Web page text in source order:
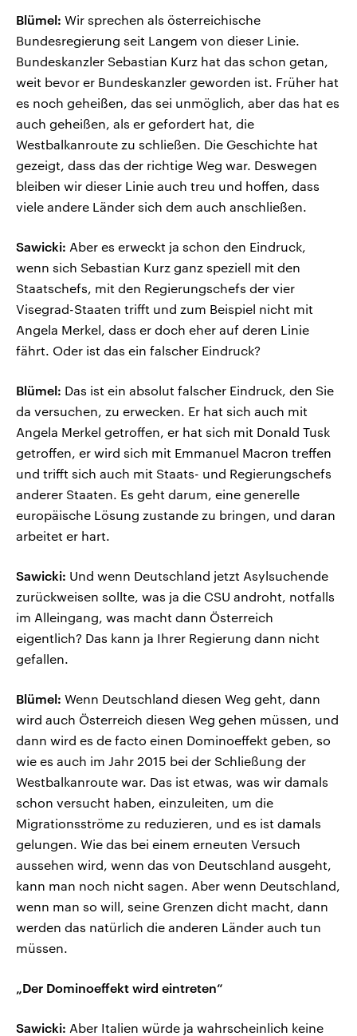
Blümel: Wir sprechen als österreichische
Bundesregierung seit Langem von dieser Linie.
Bundeskanzler Sebastian Kurz hat das schon getan,
weit bevor er Bundeskanzler geworden ist. Früher hat
es noch geheißen, das sei unmöglich, aber das hat es
auch geheißen, als er gefordert hat, die
Westbalkanroute zu schließen. Die Geschichte hat
gezeigt, dass das der richtige Weg war. Deswegen
bleiben wir dieser Linie auch treu und hoffen, dass
viele andere Länder sich dem auch anschließen.
Sawicki: Aber es erweckt ja schon den Eindruck,
wenn sich Sebastian Kurz ganz speziell mit den
Staatschefs, mit den Regierungschefs der vier
Visegrad-Staaten trifft und zum Beispiel nicht mit
Angela Merkel, dass er doch eher auf deren Linie
fährt. Oder ist das ein falscher Eindruck?
Blümel: Das ist ein absolut falscher Eindruck, den Sie
da versuchen, zu erwecken. Er hat sich auch mit
Angela Merkel getroffen, er hat sich mit Donald Tusk
getroffen, er wird sich mit Emmanuel Macron treffen
und trifft sich auch mit Staats- und Regierungschefs
anderer Staaten. Es geht darum, eine generelle
europäische Lösung zustande zu bringen, und daran
arbeitet er hart.
Sawicki: Und wenn Deutschland jetzt Asylsuchende
zurückweisen sollte, was ja die CSU androht, notfalls
im Alleingang, was macht dann Österreich
eigentlich? Das kann ja Ihrer Regierung dann nicht
gefallen.
Blümel: Wenn Deutschland diesen Weg geht, dann
wird auch Österreich diesen Weg gehen müssen, und
dann wird es de facto einen Dominoeffekt geben, so
wie es auch im Jahr 2015 bei der Schließung der
Westbalkanroute war. Das ist etwas, was wir damals
schon versucht haben, einzuleiten, um die
Migrationsströme zu reduzieren, und es ist damals
gelungen. Wie das bei einem erneuten Versuch
aussehen wird, wenn das von Deutschland ausgeht,
kann man noch nicht sagen. Aber wenn Deutschland,
wenn man so will, seine Grenzen dicht macht, dann
werden das natürlich die anderen Länder auch tun
müssen.
„Der Dominoeffekt wird eintreten“
Sawicki: Aber Italien würde ja wahrscheinlich keine